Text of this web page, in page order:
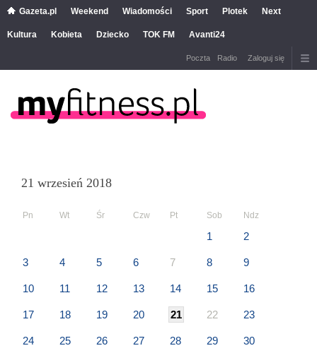
Gazeta.pl Weekend Wiadomości Sport Plotek Next
Kultura Kobieta Dziecko TOK FM Avanti24
Poczta Radio Zaloguj się
21 wrzesień 2018
Pn Wt Śr Czw Pt Sob Ndz
1 2
3 4 5 6 7 8 9
10 11 12 13 14 15 16
17 18 19 20 21 22 23
24 25 26 27 28 29 30